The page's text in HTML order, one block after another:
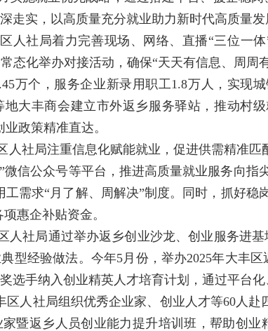
走实，以高质量充分就业助力新时代高质量发
人社局着力完善现场、网络、直播“三位一
态化举办对接活动，确保“天天有信息、周周
万个，服务企业新录用职工1.8万人，实现
大丰商会建立市外返乡服务驿站，推动村
政策精准直达。
人社局注重信息化赋能就业，促进供需精准匹
微信公众号等平台，推进高质量就业服务向指
需求“月了解、周解决”制度。同时，抓好稳
惠企补贴资金。
人社局通过举办返乡创业沙龙、创业服务进
型经验做法。今年5月份，举办2025年大丰区
选手纳入创业精英人才培育计划，通过平台
人社局组织优秀企业家、创业人才等60人赴
暨返乡人员创业能力提升培训班，帮助创